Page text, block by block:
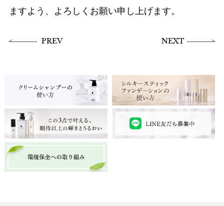
ますよう、よろしくお願い申し上げます。
PREV NEXT